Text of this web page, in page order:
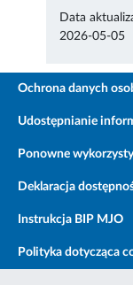
Data
2026-05-05
Ochrona danych
Udostępnianie
Ponowne
Deklaracja
Instrukcja BIP MJO
Polityka dotycząca